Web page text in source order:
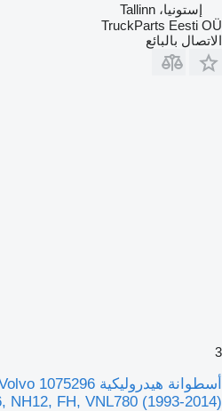
إستونيا، Tallinn
TruckParts Eesti OÜ
الاتصال بالبائع
3
NH12, FH, VNL780 (1993-2014)